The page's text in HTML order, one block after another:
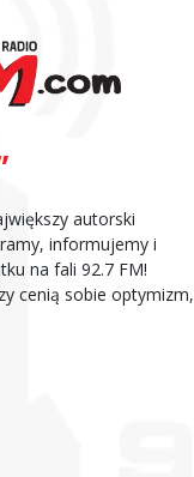
autorski
informujemy i
na fali 92.7 FM!
cenią sobie optymizm,
Polonijny
Wojewnik: